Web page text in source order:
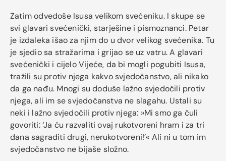
Zatim odvedoše Isusa velikom svećeniku. I skupe se
svi glavari svećenički, starješine i pismoznanci. Petar
je izdaleka išao za njim do u dvor velikog svećenika. Tu
je sjedio sa stražarima i grijao se uz vatru. A glavari
svećenički i cijelo Vijeće, da bi mogli pogubiti Isusa,
tražili su protiv njega kakvo svjedočanstvo, ali nikako
da ga nađu. Mnogi su doduše lažno svjedočili protiv
njega, ali im se svjedočanstva ne slagahu. Ustali su
neki i lažno svjedočili protiv njega: »Mi smo ga čuli
govoriti: ‘Ja ću razvaliti ovaj rukotvoreni hram i za tri
dana sagraditi drugi, nerukotvoreni!’« Ali ni u tom im
svjedočanstvo ne bijaše složno.